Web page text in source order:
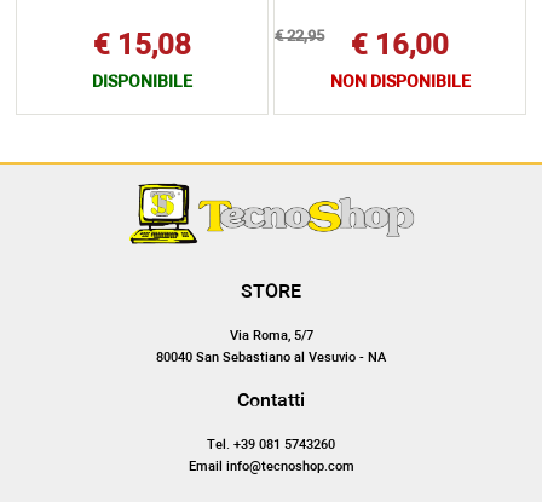
€ 15,08
DISPONIBILE
€ 22,95 € 16,00
NON DISPONIBILE
STORE
Via Roma, 5/7
80040 San Sebastiano al Vesuvio - NA
Contatti
Tel. +39 081 5743260
Email info@tecnoshop.com